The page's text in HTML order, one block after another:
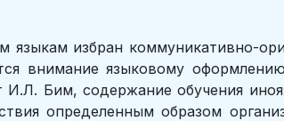
избран коммуникативно-
внимание языковому
Бим, содержание обучения
определенным образом